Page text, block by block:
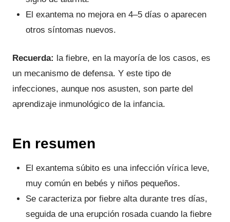
El exantema no mejora en 4–5 días o aparecen
otros síntomas nuevos.
Recuerda: la fiebre, en la mayoría de los casos, es
un mecanismo de defensa. Y este tipo de
infecciones, aunque nos asusten, son parte del
aprendizaje inmunológico de la infancia.
En resumen
El exantema súbito es una infección vírica leve,
muy común en bebés y niños pequeños.
Se caracteriza por fiebre alta durante tres días,
seguida de una erupción rosada cuando la fiebre